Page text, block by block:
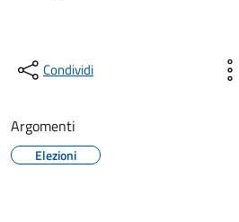
Condividi
Argomenti
Elezioni